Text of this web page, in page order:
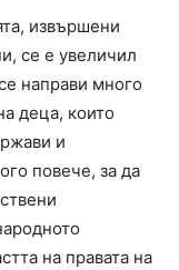
извършени
се е увеличил
направи много
деца, които
и
повече, за да
на правата на